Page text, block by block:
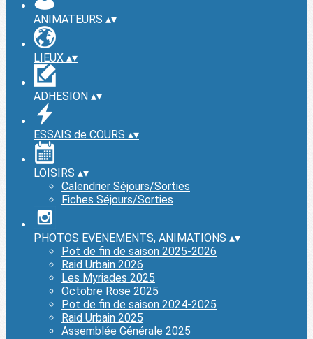
ANIMATEURS ▴▾
LIEUX ▴▾
ADHESION ▴▾
ESSAIS de COURS ▴▾
LOISIRS ▴▾
Calendrier Séjours/Sorties
Fiches Séjours/Sorties
PHOTOS EVENEMENTS, ANIMATIONS ▴▾
Pot de fin de saison 2025-2026
Raid Urbain 2026
Les Myriades 2025
Octobre Rose 2025
Pot de fin de saison 2024-2025
Raid Urbain 2025
Assemblée Générale 2025